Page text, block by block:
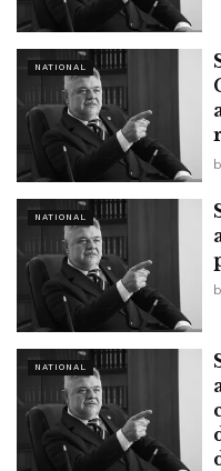
România trebuie să
Banii din PNRR au fost
Guvernul va trebui să
Pe plan extern, România
cearta politicienilor”
Tags: viorica dancila
NATIONAL
NATIONAL
NATIONAL